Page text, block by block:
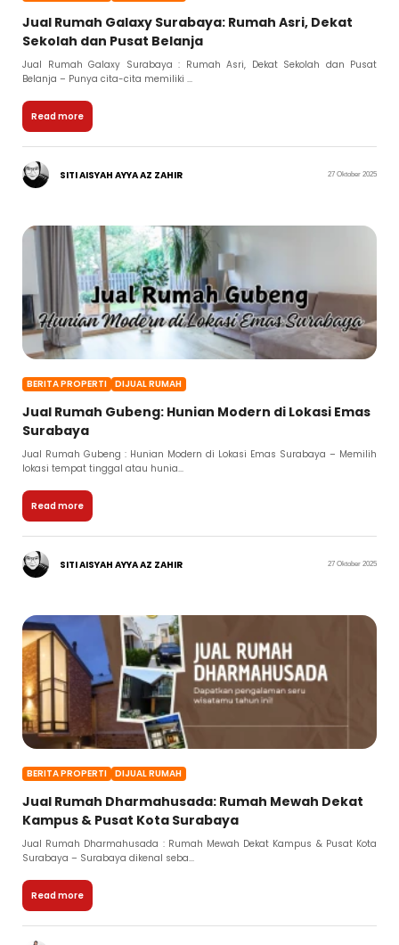
Jual Rumah Galaxy Surabaya: Rumah Asri, Dekat
Sekolah dan Pusat Belanja
Jual Rumah Galaxy Surabaya : Rumah Asri, Dekat Sekolah dan Pusat
Belanja – Punya cita-cita memiliki ...
Read more
SITI AISYAH AYYA AZ ZAHIR 27 Oktober 2025
BERITA PROPERTI DIJUAL RUMAH
Jual Rumah Gubeng: Hunian Modern di Lokasi Emas
Surabaya
Jual Rumah Gubeng : Hunian Modern di Lokasi Emas Surabaya – Memilih
lokasi tempat tinggal atau hunia...
Read more
SITI AISYAH AYYA AZ ZAHIR 27 Oktober 2025
BERITA PROPERTI DIJUAL RUMAH
Jual Rumah Dharmahusada: Rumah Mewah Dekat
Kampus & Pusat Kota Surabaya
Jual Rumah Dharmahusada : Rumah Mewah Dekat Kampus & Pusat Kota
Surabaya – Surabaya dikenal seba...
Read more